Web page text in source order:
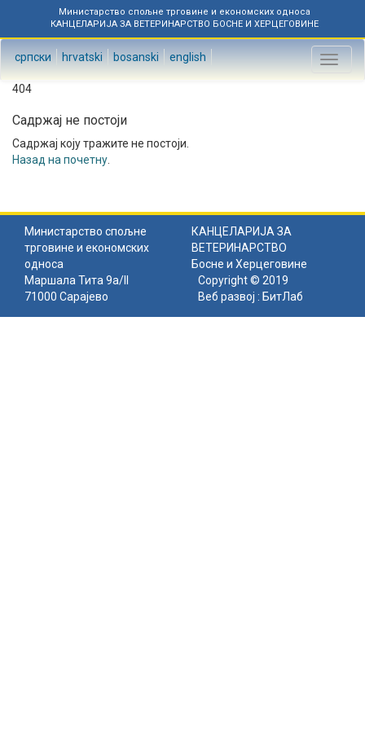
Министарство спољне трговине и економских односа
КАНЦЕЛАРИЈА ЗА ВЕТЕРИНАРСТВО БОСНЕ И ХЕРЦЕГОВИНЕ
српски hrvatski bosanski english
Toggle
404
Садржај не постоји
Садржај коју тражите не постоји.
Назад на почетну
Министарство спољне
трговине и економских
односа
КАНЦЕЛАРИЈА ЗА
ВЕТЕРИНАРСТВО
Босне и Херцеговине
Маршала Тита 9а/II
71000 Сарајево
Copyright © 2019
Веб развој : БитЛаб